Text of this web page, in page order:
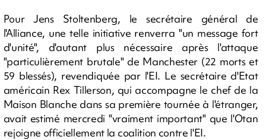
Pour Jens Stoltenberg, le secrétaire général de
l'Alliance, une telle initiative renverra "un message fort
d'unité", d'autant plus nécessaire après l'attaque
"particulièrement brutale" de Manchester (22 morts et
59 blessés), revendiquée par l'EI. Le secrétaire d'Etat
américain Rex Tillerson, qui accompagne le chef de la
Maison Blanche dans sa première tournée à l'étranger,
avait estimé mercredi "vraiment important" que l'Otan
rejoigne officiellement la coalition contre l'EI.